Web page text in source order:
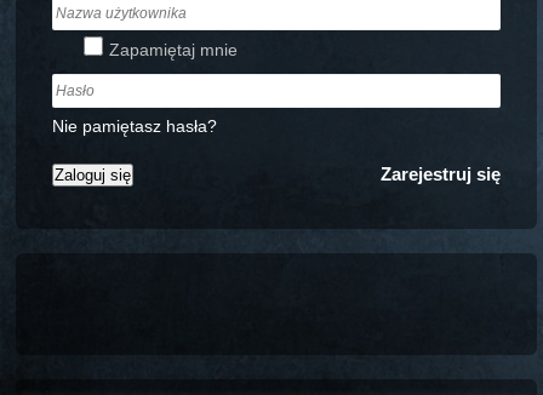
Zapamiętaj mnie
Nie pamiętasz hasła?
Zarejestruj się